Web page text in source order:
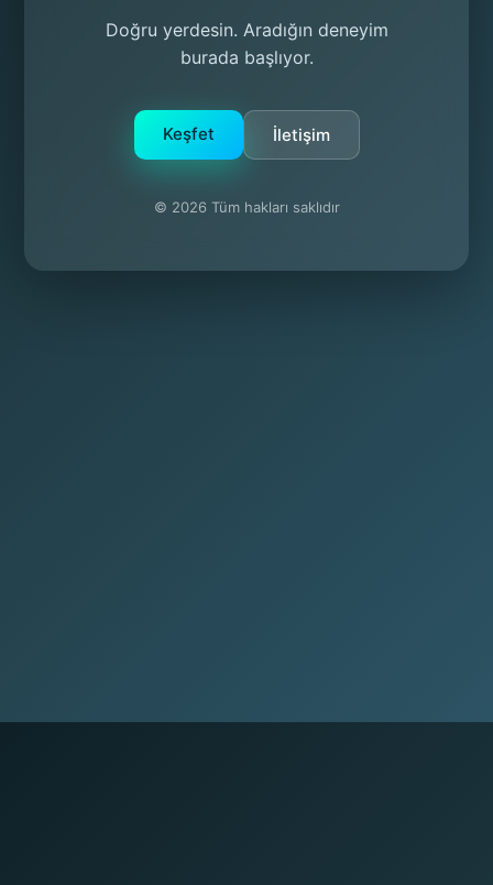
Doğru yerdesin. Aradığın deneyim
burada başlıyor.
Keşfet İletişim
© 2026 Tüm hakları saklıdır